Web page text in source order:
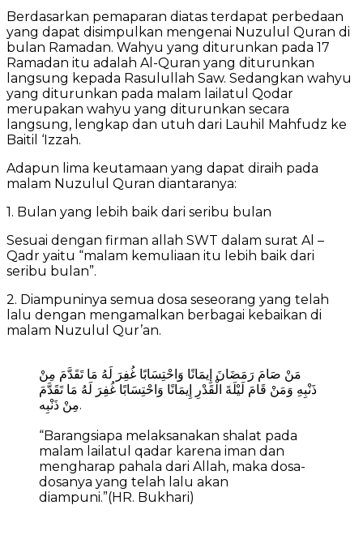
Berdasarkan pemaparan diatas terdapat perbedaan
yang dapat disimpulkan mengenai Nuzulul Quran di
bulan Ramadan. Wahyu yang diturunkan pada 17
Ramadan itu adalah Al-Quran yang diturunkan
langsung kepada Rasulullah Saw. Sedangkan wahyu
yang diturunkan pada malam lailatul Qodar
merupakan wahyu yang diturunkan secara
langsung, lengkap dan utuh dari Lauhil Mahfudz ke
Baitil ‘Izzah.
Adapun lima keutamaan yang dapat diraih pada
malam Nuzulul Quran diantaranya:
1. Bulan yang lebih baik dari seribu bulan
Sesuai dengan firman allah SWT dalam surat Al –
Qadr yaitu “malam kemuliaan itu lebih baik dari
seribu bulan”.
2. Diampuninya semua dosa seseorang yang telah
lalu dengan mengamalkan berbagai kebaikan di
malam Nuzulul Qur’an.
مَنْ صَامَ رَمَضَانَ إِيمَانًا وَاحْتِسَابًا غُفِرَ لَهُ مَا تَقَدَّمَ مِنْ
ذَنْبِهِ وَمَنْ قَامَ لَيْلَةَ الْقَدْرِ إِيمَانًا وَاحْتِسَابًا غُفِرَ لَهُ مَا تَقَدَّمَ
مِنْ ذَنْبِه.
“Barangsiapa melaksanakan shalat pada
malam lailatul qadar karena iman dan
mengharap pahala dari Allah, maka dosa-
dosanya yang telah lalu akan
diampuni.”(HR. Bukhari)